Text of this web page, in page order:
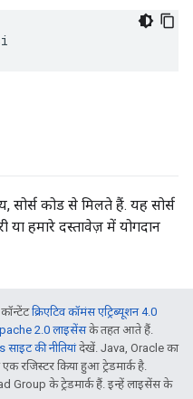
कोड से मिलते हैं. यह सोर्स
या हमारे दस्तावेज़ में योगदान
क्रिएटिव कॉमंस एट्रिब्यूशन 4.0
2.0 लाइसेंसके तहत आते हैं.
की नीतियांदेखें. Java, Oracle का
रजिस्टर किया हुआ ट्रेडमार्क है.
Group के ट्रेडमार्क हैं. इन्हें लाइसेंस के